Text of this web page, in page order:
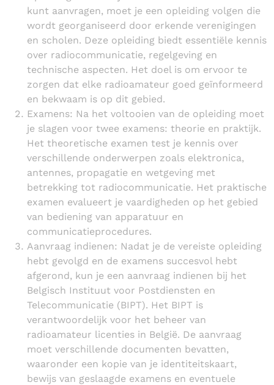
kunt aanvragen, moet je een opleiding volgen die
wordt georganiseerd door erkende verenigingen
en scholen. Deze opleiding biedt essentiële kennis
over radiocommunicatie, regelgeving en
technische aspecten. Het doel is om ervoor te
zorgen dat elke radioamateur goed geïnformeerd
en bekwaam is op dit gebied.
Examens: Na het voltooien van de opleiding moet
je slagen voor twee examens: theorie en praktijk.
Het theoretische examen test je kennis over
verschillende onderwerpen zoals elektronica,
antennes, propagatie en wetgeving met
betrekking tot radiocommunicatie. Het praktische
examen evalueert je vaardigheden op het gebied
van bediening van apparatuur en
communicatieprocedures.
Aanvraag indienen: Nadat je de vereiste opleiding
hebt gevolgd en de examens succesvol hebt
afgerond, kun je een aanvraag indienen bij het
Belgisch Instituut voor Postdiensten en
Telecommunicatie (BIPT). Het BIPT is
verantwoordelijk voor het beheer van
radioamateur licenties in België. De aanvraag
moet verschillende documenten bevatten,
waaronder een kopie van je identiteitskaart,
bewijs van geslaagde examens en eventuele